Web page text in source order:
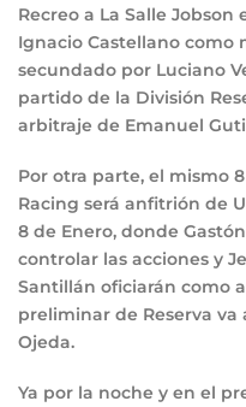
Recreo a La Salle Jobson
Ignacio Castellano como
secundado por Luciano
partido de la División
arbitraje de Emanuel
Por otra parte, el mismo
Racing será anfitrión de
8 de Enero, donde
controlar las acciones y
Santillán oficiarán como
preliminar de Reserva va
Ojeda.
Ya por la noche y en el